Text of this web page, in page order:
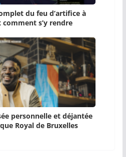
du feu d’artifice à
comment s’y rendre
personnelle et déjantée
Royal de Bruxelles